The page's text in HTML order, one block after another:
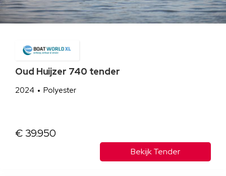
Oud Huijzer 740 tender
2024 Polyester
€ 39.950
Bekijk Tender